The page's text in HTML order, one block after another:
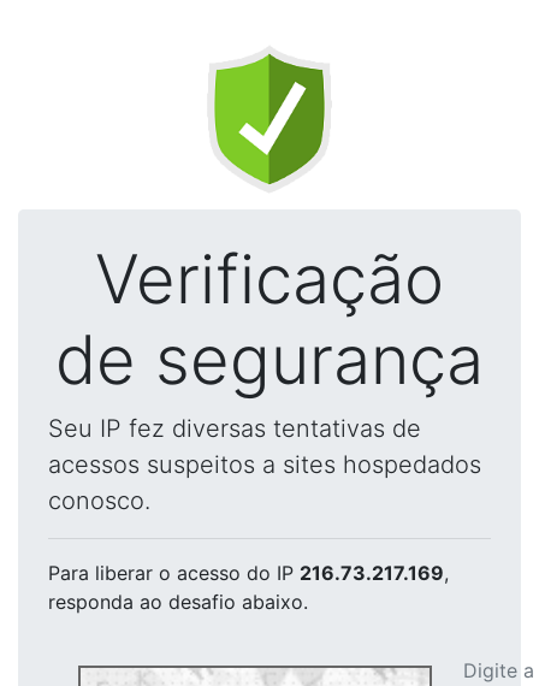
Verificação
de segurança
Seu IP fez diversas tentativas de
acessos suspeitos a sites hospedados
conosco.
Para liberar o acesso do IP 216.73.217.169,
responda ao desafio abaixo.
Digite